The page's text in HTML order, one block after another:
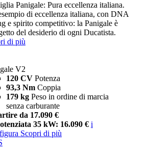
Panigale: Pura eccellenza italiana.
di eccellenza italiana, con DNA
e spirito competitivo: la Panigale è
del desiderio di ogni Ducatista.
di più
V2
120 CV Potenza
93,3 Nm Coppia
179 kg Peso in ordine di marcia
senza carburante
da 17.090 €
35 kW: 16.090 € i
Scopri di più